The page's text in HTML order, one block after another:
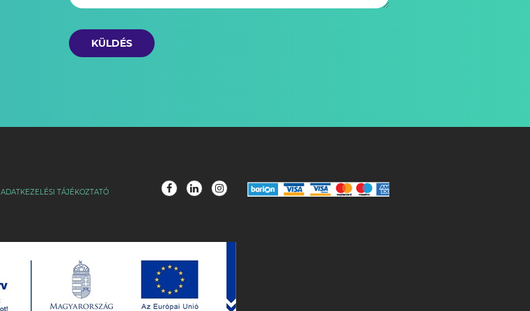
KÜLDÉS
ADATKEZELÉSI TÁJÉKOZTATÓ